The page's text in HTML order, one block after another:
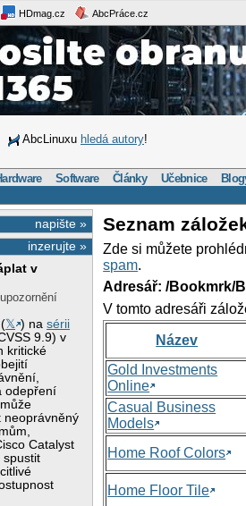
HDmag.cz AbcPráce.cz
AbcLinuxu hledá autory!
Software Články Učebnice
napište »
inzerujte »
v
𝕏 ) nasérii
9.9) v
kritické
odepření
neoprávněný
Catalyst
spustit
Seznam
Zde si můžete
spam.
Adresář: /Bookmrk/
V tomto adresáři
Název
Gold Investments
Online
Casual Business
Models
Home Roof Colors
Home Floor Tile